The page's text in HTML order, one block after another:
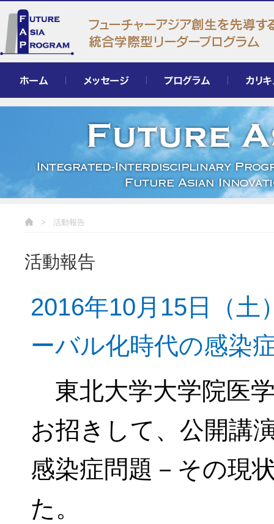
> 活動報告
活動報告
2016年10月15日（
ーバル化時代の感染
東北大学大学院医
お招きして、公開講
感染症問題－その現
た。